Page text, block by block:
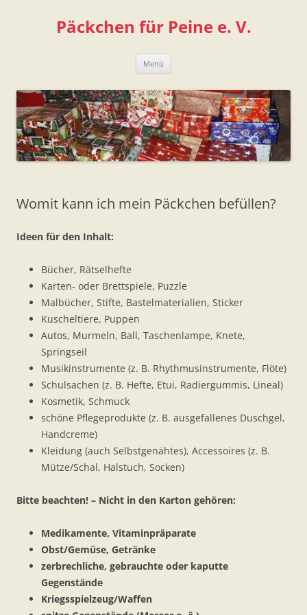
Päckchen für Peine e. V.
Menü
Womit kann ich mein Päckchen befüllen?
Ideen für den Inhalt:
Bücher, Rätselhefte
Karten- oder Brettspiele, Puzzle
Malbücher, Stifte, Bastelmaterialien, Sticker
Kuscheltiere, Puppen
Autos, Murmeln, Ball, Taschenlampe, Knete,
Springseil
Musikinstrumente (z. B. Rhythmusinstrumente, Flöte)
Schulsachen (z. B. Hefte, Etui, Radiergummis, Lineal)
Kosmetik, Schmuck
schöne Pflegeprodukte (z. B. ausgefallenes Duschgel,
Handcreme)
Kleidung (auch Selbstgenähtes), Accessoires (z. B.
Mütze/Schal, Halstuch, Socken)
Bitte beachten! – Nicht in den Karton gehören:
Medikamente, Vitaminpräparate
Obst/Gemüse, Getränke
zerbrechliche, gebrauchte oder kaputte
Gegenstände
Kriegsspielzeug/Waffen